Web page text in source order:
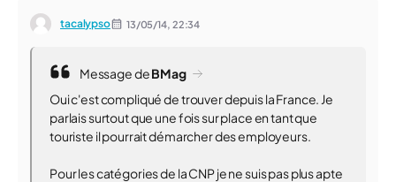
tacalypso 13/05/14, 22:34
Message deBMag
Oui c'est compliqué de trouver depuis la France. Je
parlais surtout que une fois sur place en tant que
touriste il pourrait démarcher des employeurs.
Pour les catégories de la CNP je ne suis pas plus apte